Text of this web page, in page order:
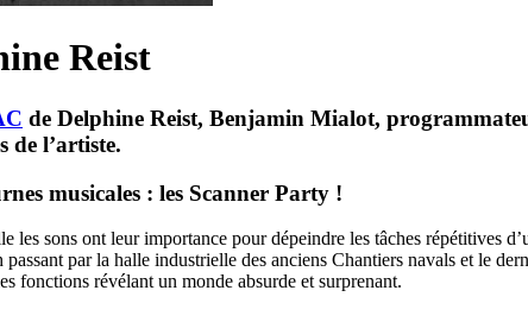
Reist
de Delphine Reist, Benjamin Mialot,
de l’artiste.
musicales : les Scanner Party !
sons ont leur importance pour dépeindre les tâches répétitives
par la halle industrielle des anciens Chantiers navals et le
fonctions révélant un monde absurde et surprenant.